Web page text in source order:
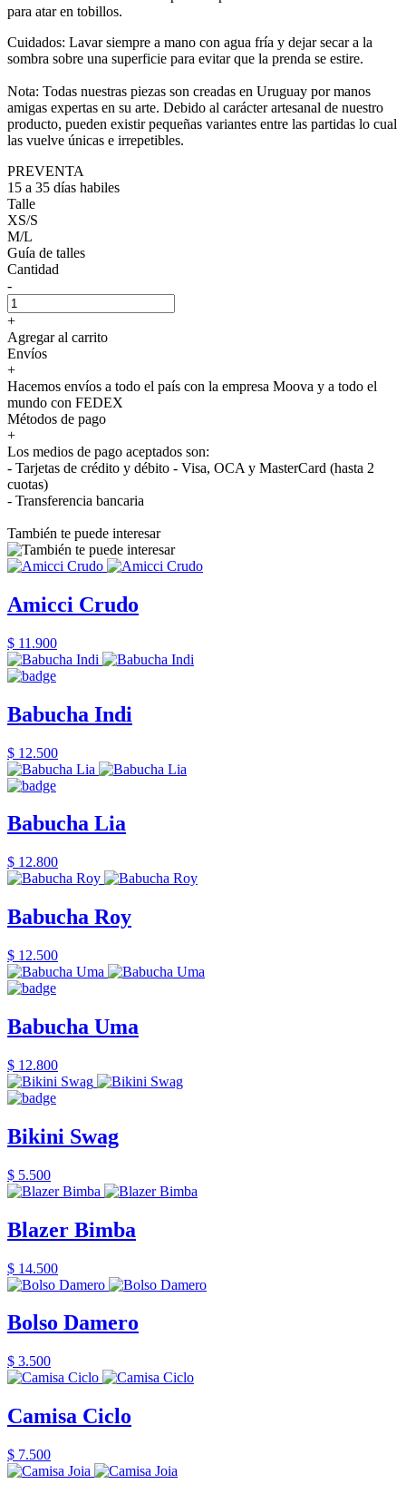
para atar en tobillos.
Cuidados: Lavar siempre a mano con agua fría y dejar secar a la
sombra sobre una superficie para evitar que la prenda se estire.
Nota: Todas nuestras piezas son creadas en Uruguay por manos
amigas expertas en su arte. Debido al carácter artesanal de nuestro
producto, pueden existir pequeñas variantes entre las partidas lo cual
las vuelve únicas e irrepetibles.
PREVENTA
15 a 35 días habiles
Talle
XS/S
M/L
Guía de talles
Cantidad
-
+
Agregar al carrito
Envíos
+
Hacemos envíos a todo el país con la empresa Moova y a todo el
mundo con FEDEX
Métodos de pago
+
Los medios de pago aceptados son:
- Tarjetas de crédito y débito - Visa, OCA y MasterCard (hasta 2
cuotas)
- Transferencia bancaria
También te puede interesar
Amicci Crudo
$ 11.900
Babucha Indi
$ 12.500
Babucha Lia
$ 12.800
Babucha Roy
$ 12.500
Babucha Uma
$ 12.800
Bikini Swag
$ 5.500
Blazer Bimba
$ 14.500
Bolso Damero
$ 3.500
Camisa Ciclo
$ 7.500